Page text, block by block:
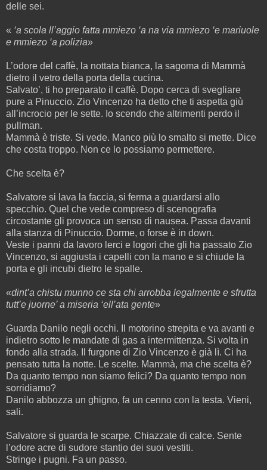
delle sei.
« ‘a scola ll’aggio fatta mmiezo ‘a na via mmiezo ‘e mariuole
e mmiezo ‘a polizia»
L’odore del caffè, la nottata bianca, la sagoma di Mammà
dietro il vetro della porta della cucina.
Salvato’, ti ho preparato il caffè. Dopo cerca di svegliare
pure a Pinuccio. Zio Vincenzo ha detto che ti aspetta giù
all’incrocio per le sette. Io scendo che altrimenti perdo il
pullman.
Mammà è triste. Si vede. Manco più lo smalto si mette. Dice
che costa troppo. Non ce lo possiamo permettere.
Che scelta è?
Salvatore si lava la faccia, si ferma a guardarsi allo
specchio. Quel che vede compreso di scenografia
circostante gli provoca un senso di nausea. Passa davanti
alla stanza di Pinuccio. Dorme, o forse è in down.
Veste i panni da lavoro lerci e logori che gli ha passato Zio
Vincenzo, si aggiusta i capelli con la mano e si chiude la
porta e gli incubi dietro le spalle.
«dint’a chistu munno ce sta chi arrobba legalmente e sfrutta
tutt’e juorne’ a miseria ‘ell’ata gente»
Guarda Danilo negli occhi. Il motorino strepita e va avanti e
indietro sotto le mandate di gas a intermittenza. Si volta in
fondo alla strada. Il furgone di Zio Vincenzo è già lì. Ci ha
pensato tutta la notte. Le scelte. Mammà, ma che scelta è?
Da quanto tempo non siamo felici? Da quanto tempo non
sorridiamo?
Danilo abbozza un ghigno, fa un cenno con la testa. Vieni,
sali.
Salvatore si guarda le scarpe. Chiazzate di calce. Sente
l’odore acre di sudore stantio dei suoi vestiti.
Stringe i pugni. Fa un passo.